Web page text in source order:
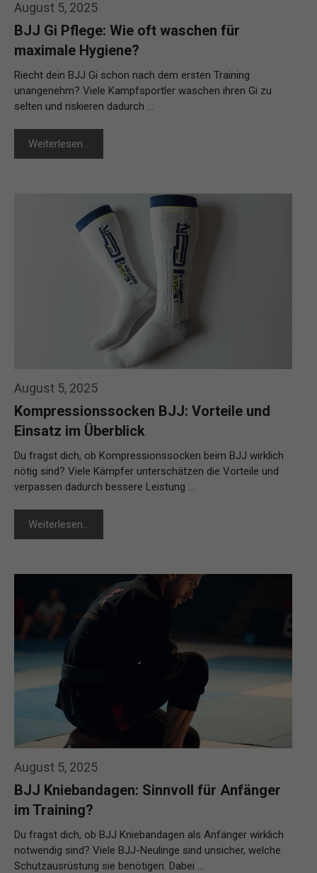
August 5, 2025
BJJ Gi Pflege: Wie oft waschen für
maximale Hygiene?
Riecht dein BJJ Gi schon nach dem ersten Training
unangenehm? Viele Kampfsportler waschen ihren Gi zu
selten und riskieren dadurch …
Weiterlesen…
August 5, 2025
Kompressionssocken BJJ: Vorteile und
Einsatz im Überblick
Du fragst dich, ob Kompressionssocken beim BJJ wirklich
nötig sind? Viele Kämpfer unterschätzen die Vorteile und
verpassen dadurch bessere Leistung …
Weiterlesen…
August 5, 2025
BJJ Kniebandagen: Sinnvoll für Anfänger
im Training?
Du fragst dich, ob BJJ Kniebandagen als Anfänger wirklich
notwendig sind? Viele BJJ-Neulinge sind unsicher, welche
Schutzausrüstung sie benötigen. Dabei …